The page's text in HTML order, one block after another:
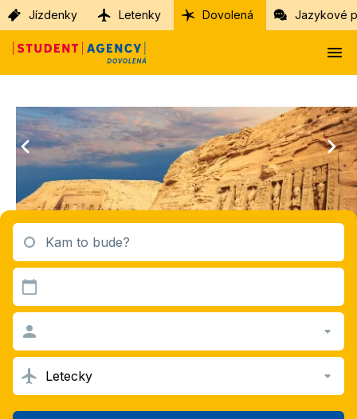
Jízdenky Letenky Dovolená Jazykové
Kam to bude?
Letecky